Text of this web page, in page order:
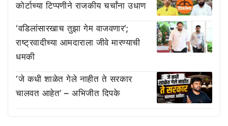
कोर्टाच्या टिप्पणीने राजकीय चर्चांना उधाण
‘वडिलांसारखाच तुझा गेम वाजवणार’;
राष्ट्रवादीच्या आमदाराला जीवे मारण्याची
धमकी
‘जे कधी शाळेत गेले नाहीत ते सरकार
चालवत आहेत’ – अभिजीत दिपके